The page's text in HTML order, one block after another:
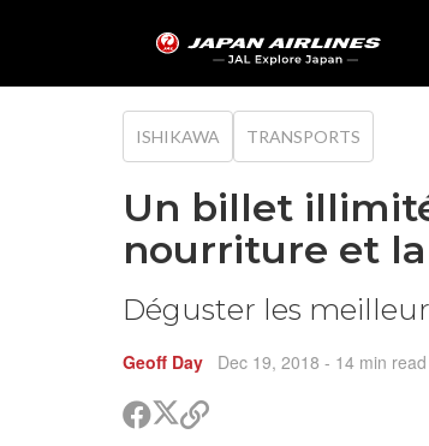
ISHIKAWA TRANSPORTS
Un billet
nourriture et
Déguster les
Geoff Day Dec 19, 2018 - 14 min read
PartagerPartager
sur
Copier